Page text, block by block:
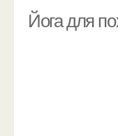
Йога для